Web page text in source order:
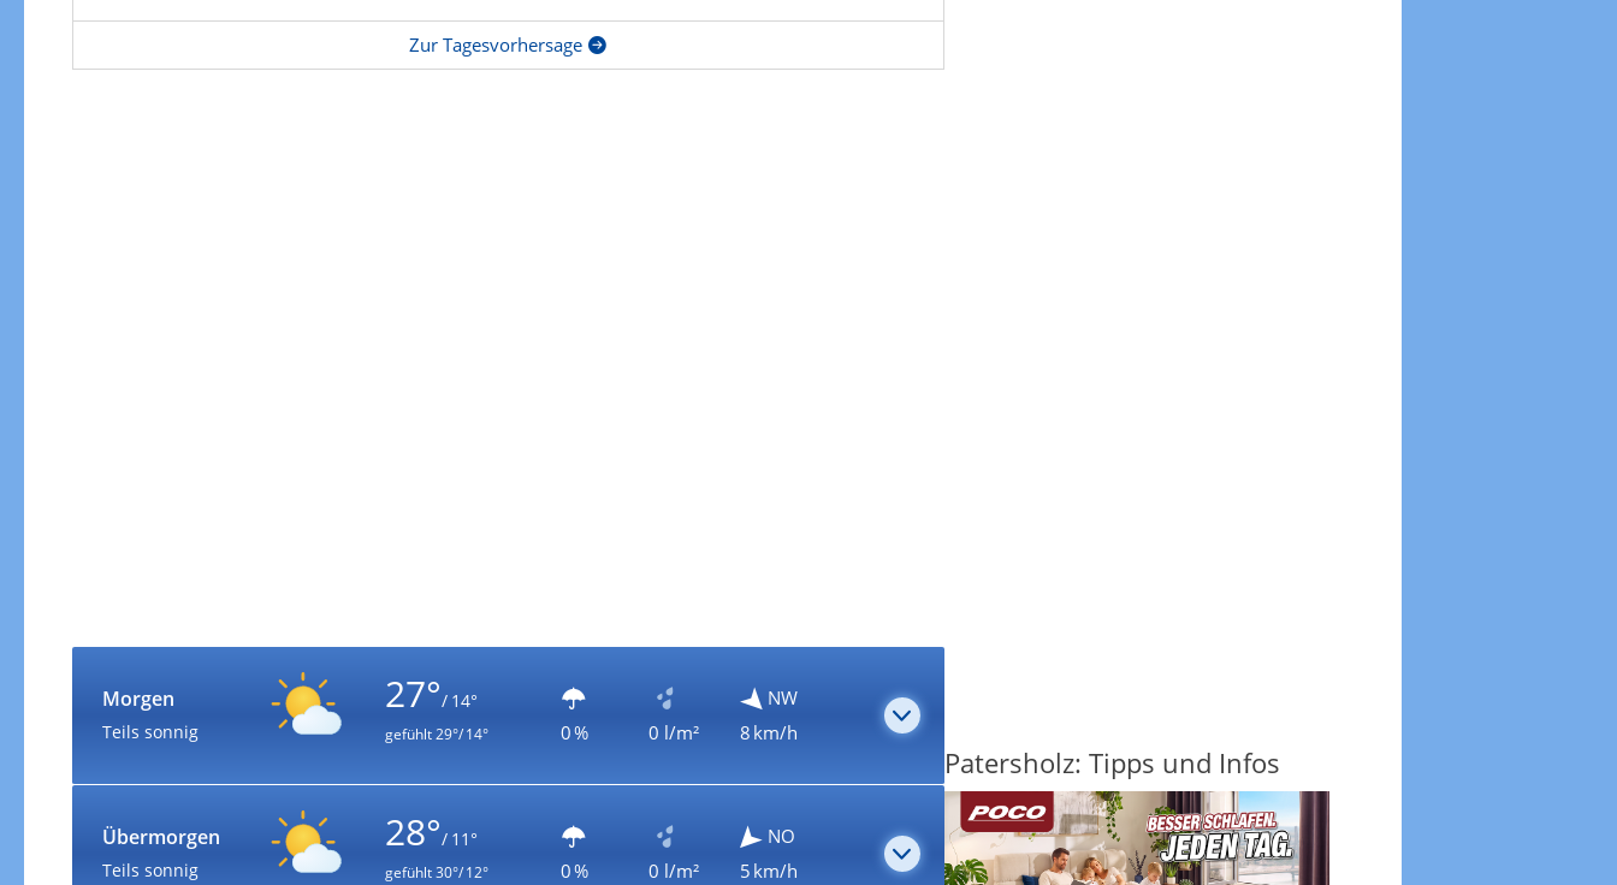
Zur Tagesvorhersage
Morgen
Teils sonnig
27°/ 14°
gefühlt29°/ 14° 0 % 0 l/m²
NW
8 km/h
Übermorgen
Teils sonnig
28°/ 11°
gefühlt30°/ 12° 0 % 0 l/m²
NO
5 km/h
Patersholz: Tipps und Infos